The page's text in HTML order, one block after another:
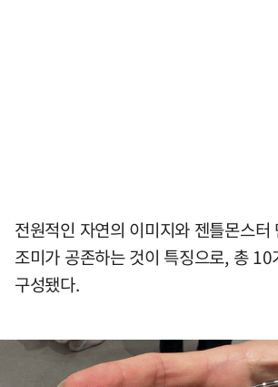
전원적인 자연의 이미지와 젠틀몬스터
조미가 공존하는 것이 특징으로, 총
구성됐다.